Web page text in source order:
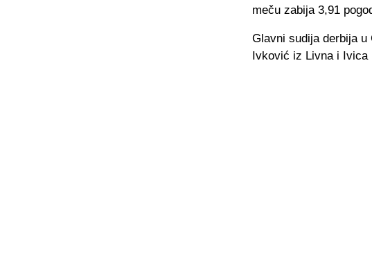
meču zabija 3,91
Glavni sudija derbija
Ivković iz Livna i Ivica